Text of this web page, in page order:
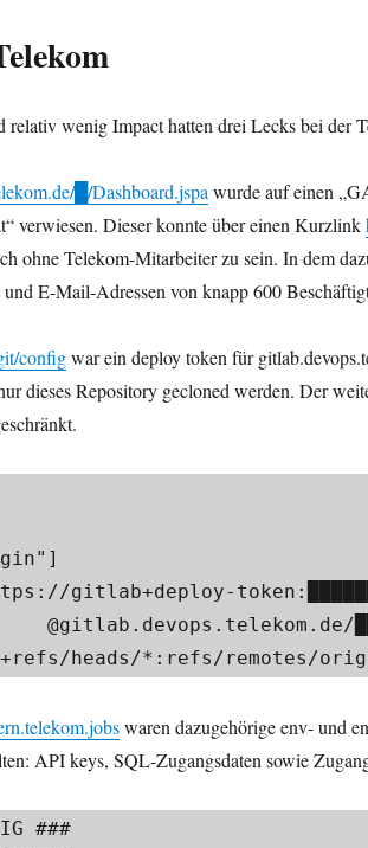
relativ wenig Impact hatten drei Lecks bei der
█/Dashboard.jspa wurde auf einen
verwiesen. Dieser konnte über einen Kurzlink
ohne Telekom-Mitarbeiter zu sein. In dem
E-Mail-Adressen von knapp 600
configwar ein deploy token für
dieses Repository gecloned werden. Der
= +refs/heads/*:refs/remotes/
waren dazugehörige env- und
API keys, SQL-Zugangsdaten sowie
###​